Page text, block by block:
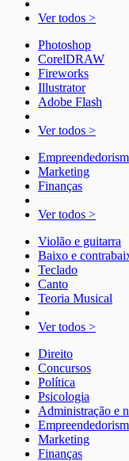
Ver todos >
Photoshop
CorelDRAW
Fireworks
Illustrator
Adobe Flash
Ver todos >
Marketing
Finanças
Ver todos >
Violão e guitarra
Baixo e
Teclado
Canto
Teoria Musical
Ver todos >
Direito
Concursos
Política
Psicologia
Administração e
Marketing
Finanças